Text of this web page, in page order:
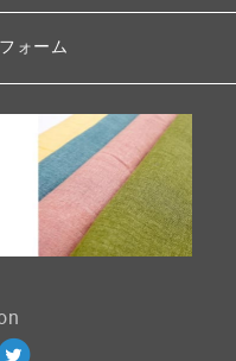
ォーム